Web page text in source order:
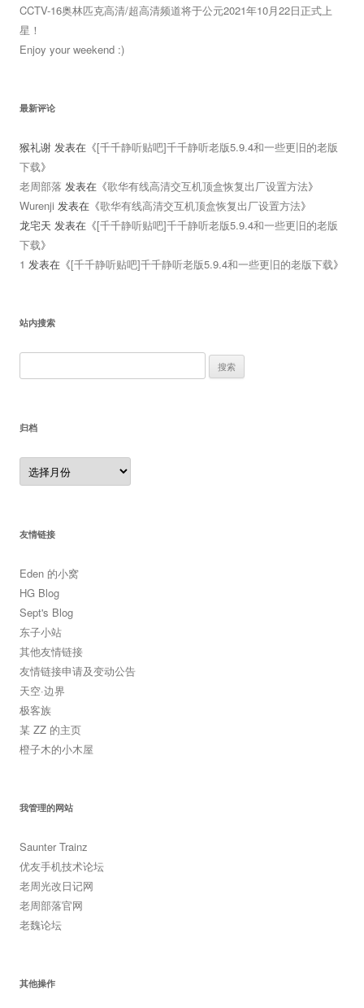
CCTV-16奥林匹克高清/超高清频道将于公元2021年10月22日正式上
星！
Enjoy your weekend :)
最新评论
猴礼谢 发表在《[千千静听贴吧]千千静听老版5.9.4和一些更旧的老版
下载》
老周部落 发表在《歌华有线高清交互机顶盒恢复出厂设置方法》
Wurenji 发表在《歌华有线高清交互机顶盒恢复出厂设置方法》
龙宅天 发表在《[千千静听贴吧]千千静听老版5.9.4和一些更旧的老版
下载》
1 发表在《[千千静听贴吧]千千静听老版5.9.4和一些更旧的老版下载》
站内搜索
索：
归档
归
档
友情链接
Eden 的小窝
HG Blog
Sept's Blog
东子小站
其他友情链接
友情链接申请及变动公告
天空·边界
极客族
某 ZZ 的主页
橙子木的小木屋
我管理的网站
Saunter Trainz
优友手机技术论坛
老周光改日记网
老周部落官网
老魏论坛
其他操作